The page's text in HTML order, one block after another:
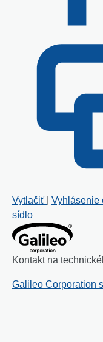
Vytlačiť Vyhlásenie
sídlo
Kontakt na
Galileo Corporation